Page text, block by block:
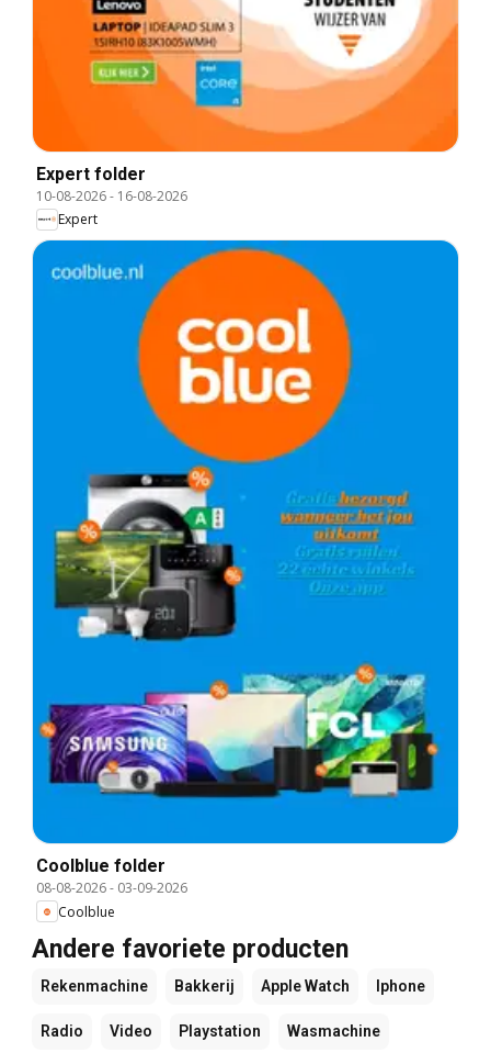
Expert folder
10-08-2026- 16-08-2026
Expert
Coolblue folder
08-08-2026- 03-09-2026
Coolblue
Andere favoriete producten
Rekenmachine Bakkerij Apple Watch Iphone
Radio Video Playstation Wasmachine